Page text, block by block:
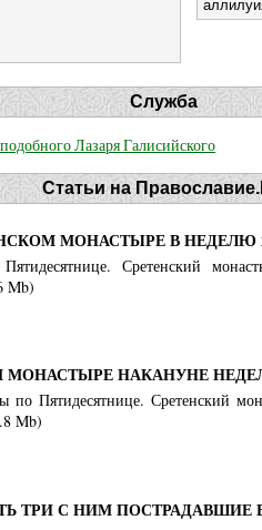
Служба
Лазаря Галисийского
Статьи на
МОНАСТЫРЕ В
Сретенский
Mb)
НАКАНУНЕ
Пятидесятнице. Сретенский
Mb)
ТРИ С НИМ ПОСТРАДАВШИЕ